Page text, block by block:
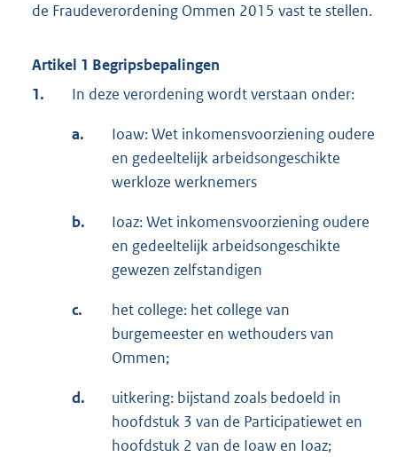
de Fraudeverordening Ommen 2015 vast te stellen.
Artikel 1 Begripsbepalingen
1.
In deze verordening wordt verstaan onder:
a.
Ioaw: Wet inkomensvoorziening oudere
en gedeeltelijk arbeidsongeschikte
werkloze werknemers
b.
Ioaz: Wet inkomensvoorziening oudere
en gedeeltelijk arbeidsongeschikte
gewezen zelfstandigen
c.
het college: het college van
burgemeester en wethouders van
Ommen;
d.
uitkering: bijstand zoals bedoeld in
hoofdstuk 3 van de Participatiewet en
hoofdstuk 2 van de Ioaw en Ioaz;